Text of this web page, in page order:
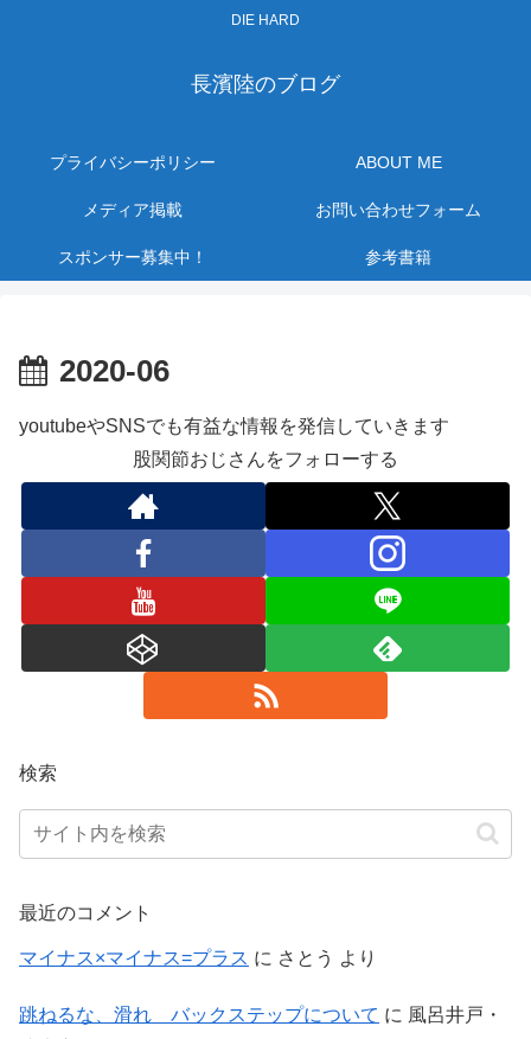
DIE HARD
長濱陸のブログ
プライバシーポリシー ABOUT ME
メディア掲載 お問い合わせフォーム
スポンサー募集中！ 参考書籍
2020-06
youtubeやSNSでも有益な情報を発信していきます
股関節おじさんをフォローする
検索
最近のコメント
マイナス×マイナス=プラス に さとう より
跳ねるな、滑れ バックステップについて に 風呂井戸・